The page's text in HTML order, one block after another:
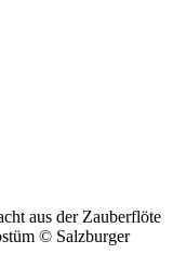
aus der Zauberflöte
© Salzburger